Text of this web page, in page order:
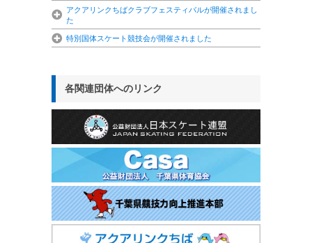
アクアリンクちばクラブフェスティバルが開催されまし
た
特別国体スケート競技会が開催されました
各関連団体へのリンク